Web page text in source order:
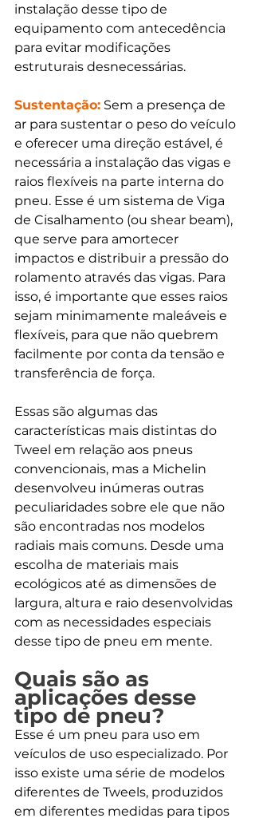
instalação desse tipo de
equipamento com antecedência
para evitar modificações
estruturais desnecessárias.
Sustentação: Sem a presença de
ar para sustentar o peso do veículo
e oferecer uma direção estável, é
necessária a instalação das vigas e
raios flexíveis na parte interna do
pneu. Esse é um sistema de Viga
de Cisalhamento (ou shear beam),
que serve para amortecer
impactos e distribuir a pressão do
rolamento através das vigas. Para
isso, é importante que esses raios
sejam minimamente maleáveis e
flexíveis, para que não quebrem
facilmente por conta da tensão e
transferência de força.
Essas são algumas das
características mais distintas do
Tweel em relação aos pneus
convencionais, mas a Michelin
desenvolveu inúmeras outras
peculiaridades sobre ele que não
são encontradas nos modelos
radiais mais comuns. Desde uma
escolha de materiais mais
ecológicos até as dimensões de
largura, altura e raio desenvolvidas
com as necessidades especiais
desse tipo de pneu em mente.
Quais são as
aplicações desse
tipo de pneu?
Esse é um pneu para uso em
veículos de uso especializado. Por
isso existe uma série de modelos
diferentes de Tweels, produzidos
em diferentes medidas para tipos